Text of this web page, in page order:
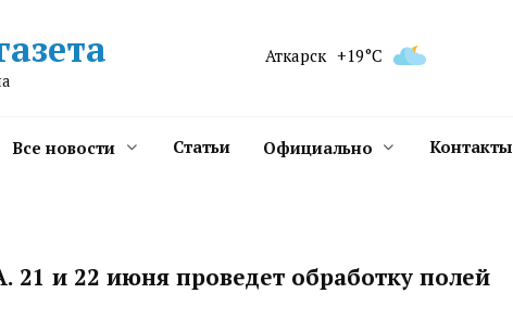
Аткарск +19°C
Все новости Статьи Официально Контакты
21 и 22 июня проведет обработку полей